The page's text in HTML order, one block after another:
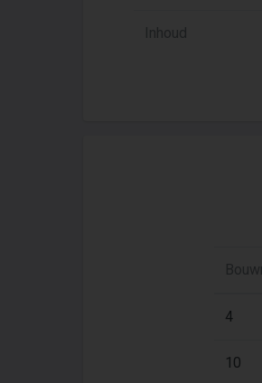
Inhoud
4
10